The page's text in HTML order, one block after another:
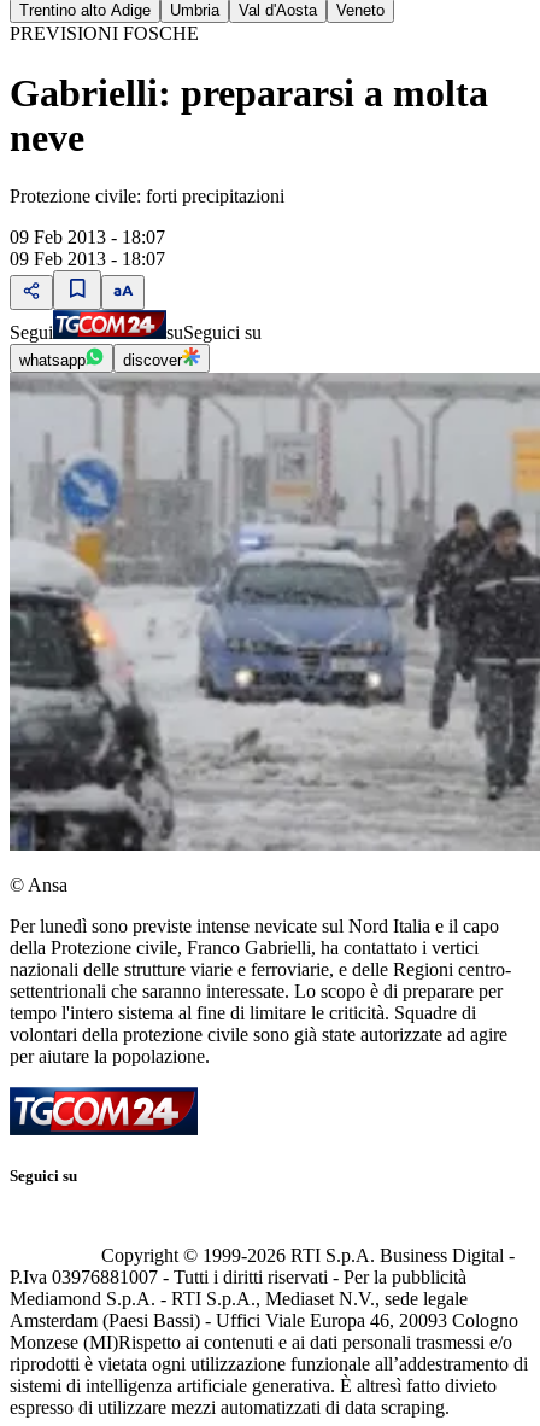
Trentino alto Adige
Umbria Val d'Aosta Veneto
PREVISIONI FOSCHE
Gabrielli: prepararsi a molta
neve
Protezione civile: forti precipitazioni
09 Feb 2013 - 18:07
09 Feb 2013 - 18:07
Segui suSeguici su
whatsapp discover
© Ansa
Per lunedì sono previste intense nevicate sul Nord Italia e il capo
della Protezione civile, Franco Gabrielli, ha contattato i vertici
nazionali delle strutture viarie e ferroviarie, e delle Regioni centro-
settentrionali che saranno interessate. Lo scopo è di preparare per
tempo l'intero sistema al fine di limitare le criticità. Squadre di
volontari della protezione civile sono già state autorizzate ad agire
per aiutare la popolazione.
Seguici su
Copyright © 1999-2026 RTI S.p.A. Business Digital -
P.Iva 03976881007 - Tutti i diritti riservati - Per la pubblicità
Mediamond S.p.A. - RTI S.p.A., Mediaset N.V., sede legale
Amsterdam (Paesi Bassi) - Uffici Viale Europa 46, 20093 Cologno
Monzese (MI)Rispetto ai contenuti e ai dati personali trasmessi e/o
riprodotti è vietata ogni utilizzazione funzionale all’addestramento di
sistemi di intelligenza artificiale generativa. È altresì fatto divieto
espresso di utilizzare mezzi automatizzati di data scraping.